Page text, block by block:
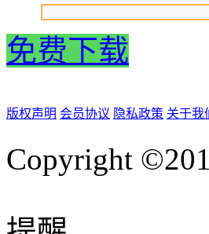
免费下载
版权声明 会员协议 隐私政策 关于我
Copyright